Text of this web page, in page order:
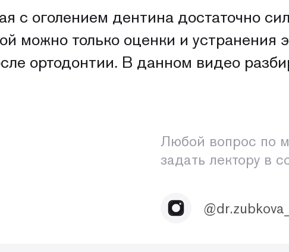
с оголением дентина достаточно
можно только оценки и устранения
ортодонтии. В данном видео
Любой вопрос по
задать лектору в